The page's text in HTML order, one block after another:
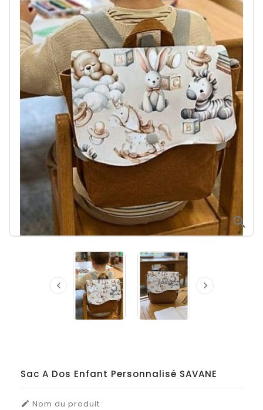

 
Sac A Dos Enfant Personnalisé SAVANE
 Nom du produit